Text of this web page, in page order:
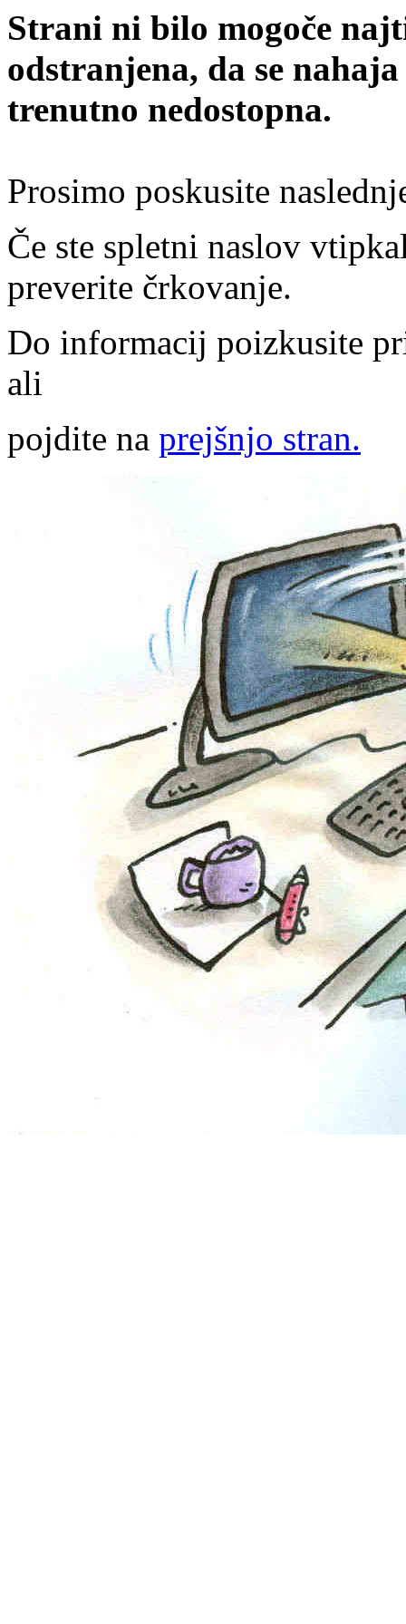
Strani ni bilo mogoče
odstranjena, da se
trenutno nedostopna.
Prosimo poskusite
Če ste spletni naslov
preverite črkovanje.
Do informacij poizkusite
ali
pojdite na prejšnjo stran.